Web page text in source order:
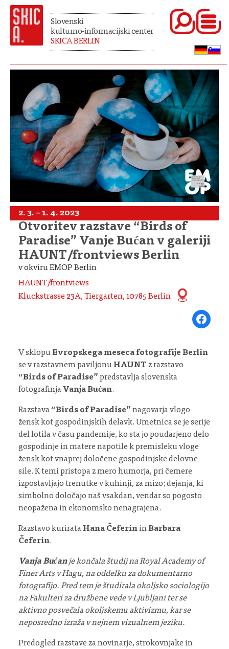
Slovenski
kulturno-informacijski center
SKICA BERLIN
2. 3. – 1. 4. 2023
Otvoritev razstave “Birds of
Paradise” Vanje Bućan v galeriji
HAUNT/frontviews Berlin
v okviru EMOP Berlin
HAUNT/frontviews
Kluckstrasse 23A, Tiergarten, 10785 Berlin
Share on
V sklopuEvropskega meseca fotografije Berlin
se v razstavnem paviljonuHAUNT z razstavo
“Birds of Paradise” predstavlja slovenska
fotografinjaVanja Bućan.
Razstava“Birds of Paradise” nagovarja vlogo
žensk kot gospodinjskih delavk. Umetnica se je serije
del lotila v času pandemije, ko sta jo poudarjeno delo
gospodinje in matere napotile k premisleku vloge
žensk kot vnaprej določene gospodinjske delovne
sile. K temi pristopa z mero humorja, pri čemere
izpostavljajo trenutke v kuhinji, za mizo; dejanja, ki
simbolno določajo naš vsakdan, vendar so pogosto
neopažena in ekonomsko nenagrajena.
Razstavo kurirataHana ČeferininBarbara
Čeferin.
Vanja Bućanje končala študij na Royal Academy of
Finer Arts v Hagu, na oddelku za dokumentarno
fotografijo. Pred tem je študirala okoljsko sociologijo
na Fakulteri za družbene vede v Ljubljani ter se
aktivno posvečala okoljskemu aktivizmu, kar se
neposredno izraža v nejnem vizualnem jeziku.
Predogled razstave za novinarje, strokovnjake in